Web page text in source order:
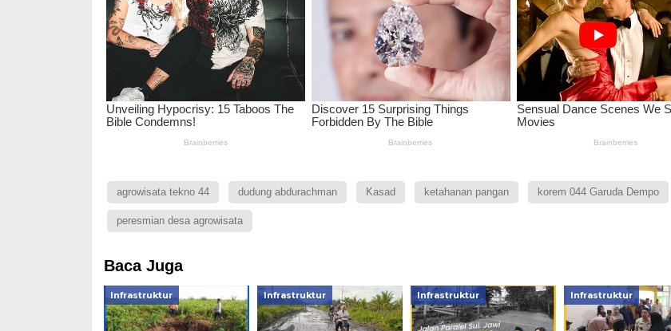
agrowisata tekno 44 dudung abdurachman Kasad ketahanan pangan korem 044 Garuda Dempo
peresmian desa agrowisata
Baca Juga
Infrastruktur Infrastruktur Infrastruktur Infrastruktur